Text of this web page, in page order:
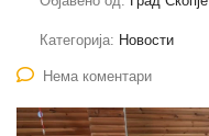
Категорија: Новости
Нема коментари